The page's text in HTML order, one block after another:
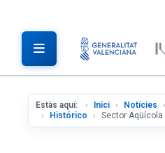
Estàs aquí: Inici Notícies
Histórico
Sector Aqüícola